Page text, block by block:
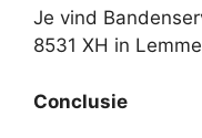
Je vind
8531 XH in
Conclusie